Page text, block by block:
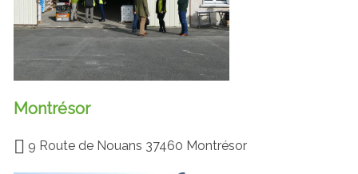
Montrésor
9 Route de Nouans 37460 Montrésor